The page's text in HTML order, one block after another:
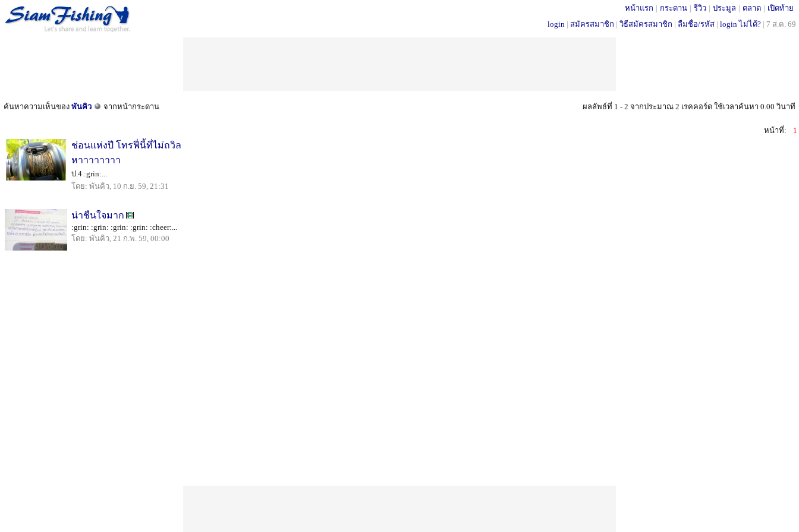
หน้าแรก | กระดาน | รีวิว | ประมูล | ตลาด | เปิดท้าย
login | สมัครสมาชิก | วิธีสมัครสมาชิก | ลืมชื่อ/รหัส | login ไม่ได้? | 7 ส.ค. 69
ค้นหาความเห็นของ พันคิว จากหน้ากระดาน ผลลัพธ์ที่ 1 - 2 จากประมาณ 2 เรคคอร์ด ใช้เวลาค้นหา 0.00 วินาที
หน้าที่: 1
ช่อนแห่งปี โทรฟี่นี้ที่ไม่ถวิล
หาาาาาาาา
ป.4 :grin:...
โดย: พันคิว, 10 ก.ย. 59, 21:31
น่าชืนใจมาก
:grin: :grin: :grin: :grin: :cheer:...
โดย: พันคิว, 21 ก.พ. 59, 00:00